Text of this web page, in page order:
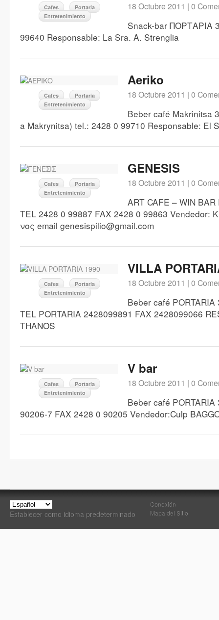
Cafes
Portaria
Entretenimiento
18 Octubre 2011 | 0
Snack-bar ΠΟΡΤΑΡΙΑ
99640 Responsable: La Sra. A. Strenglia
Cafes
Portaria
Entretenimiento
Aeriko
18 Octubre 2011 | 0
Beber café Makrinitsa
a Makrynitsa) tel.: 2428 0 99710 Responsable: El
Cafes
Portaria
Entretenimiento
GENESIS
18 Octubre 2011 | 0
ART CAFE – WIN
TEL 2428 0 99887 FAX 2428 0 99863
νος email genesispilio@gmail.com
Cafes
Portaria
Entretenimiento
VILLA
18 Octubre 2011 | 0
Beber café
TEL PORTARIA 2428099891 FAX 2428099066
THANOS
Cafes
Portaria
Entretenimiento
V bar
18 Octubre 2011 | 0
Beber café
90206-7 FAX 2428 0 90205 Vendedor:Culp
Establecer como idioma predeterminado
Conexión
Mapa del Sitio